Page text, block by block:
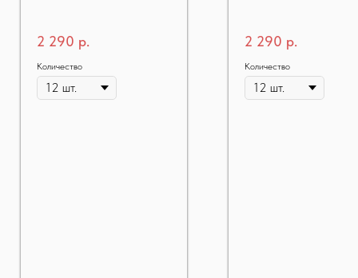
2 290 р.
Количество
2 290 р.
Количество